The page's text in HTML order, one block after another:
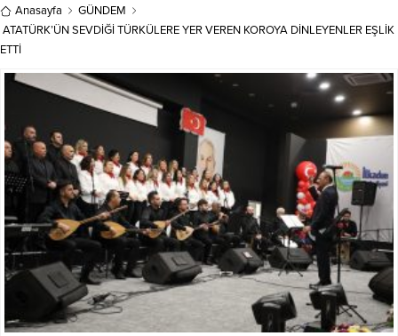
Anasayfa
GÜNDEM
ATATÜRK’ÜN SEVDİĞİ TÜRKÜLERE YER VEREN KOROYA DİNLEYENLER EŞLİK
ETTİ